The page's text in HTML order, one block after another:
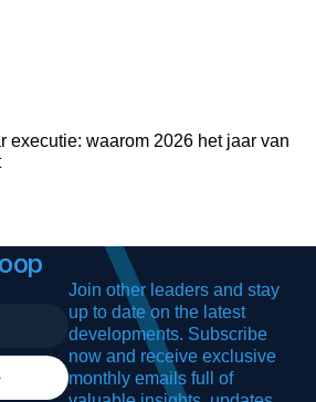
executie: waarom 2026 het jaar van
Join other leaders and stay
up to date on the latest
developments. Subscribe
now and receive exclusive
monthly emails full of